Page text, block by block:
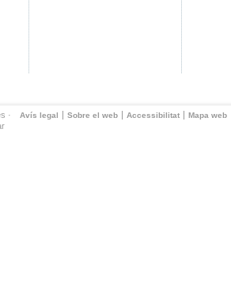
Avís legal Sobre el web Accessibilitat Mapa web
·